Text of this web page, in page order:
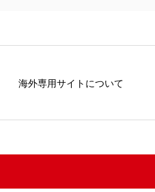
海外専用サイトについて